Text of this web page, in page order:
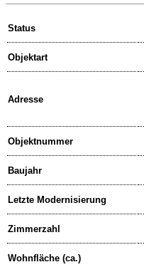
Status
Objektart
Adresse
Objektnummer
Baujahr
Letzte Modernisierung
Zimmerzahl
Wohnfläche (ca.)